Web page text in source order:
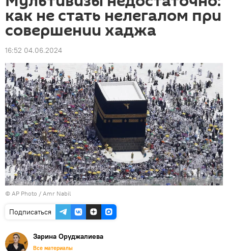
как не стать нелегалом при
совершении хаджа
16:52 04.06.2024
© AP Photo / Amr Nabil
Подписаться
Зарина Оруджалиева
Все материалы